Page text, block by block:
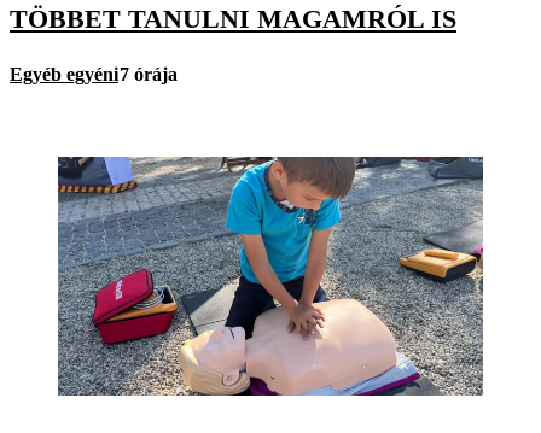
TÖBBET TANULNI MAGAMRÓL IS
Egyéb egyéni7 órája